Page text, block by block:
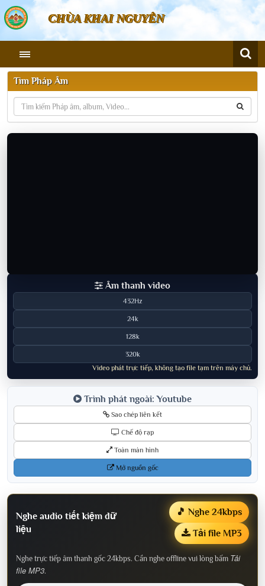
CHÙA KHAI NGUYÊN
Tìm Pháp Âm
Âm thanh video
432Hz
24k
128k
320k
Video phát trực tiếp, không tạo file tạm trên máy chủ.
Trình phát ngoài: Youtube
Sao chép liên kết
Chế độ rạp
Toàn màn hình
Mở nguồn gốc
Nghe audio tiết kiệm dữ
liệu
🎵 Nghe 24kbps
Tải file MP3
Nghe trực tiếp âm thanh gốc 24kbps. Cần nghe offline vui lòng bấm Tải
file MP3.